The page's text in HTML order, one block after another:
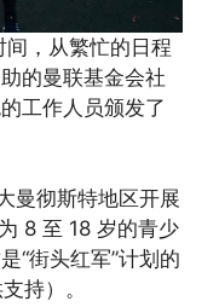
间，从繁忙的日程
的曼联基金会社
工作人员颁发了
曼彻斯特地区开展
8 至 18 岁的青少
“街头红军”计划的
持）。